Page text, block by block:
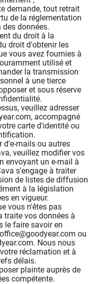
demande, tout retrait
de la réglementation
données.
du droit à la
droit d'obtenir les
vous avez fournies à
utilisé et
la transmission
à une tierce
et sous réserve
veuillez adresser
accompagné
carte d'identité ou
d'e-mails ou autres
veuillez modifier vos
envoyant un e-mail à
s'engage à traiter
de listes de diffusion
à la législation
en vigueur.
vous n'êtes pas
vos données à
le faire savoir en
ou
Nous nous
réclamation et à
délais.
plainte auprès de
compétente.